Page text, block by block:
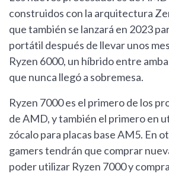
construidos con la arquitectura
que también se lanzará en 2023
portátil después de llevar unos
Ryzen 6000, un híbrido entre
que nunca llegó a sobremesa.
Ryzen 7000 es el primero de los
de AMD, y también el primero en
zócalo para placas base AM5. En
gamers tendrán que comprar
poder utilizar Ryzen 7000 y